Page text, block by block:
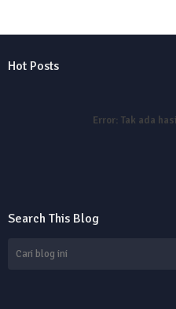
Hot Posts
Error: Tak ada
Search This Blog